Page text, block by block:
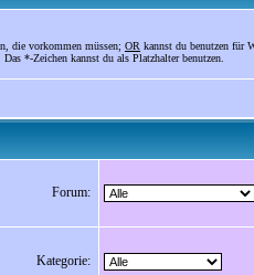
die vorkommen müssen; OR kannst du benutzen für
*-Zeichen kannst du als Platzhalter benutzen.
Forum:
Kategorie: